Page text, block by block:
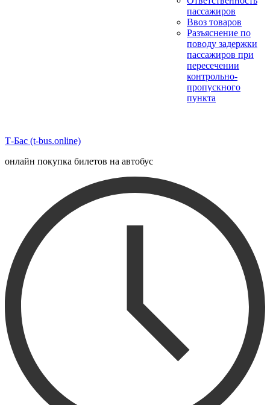
пассажиров
Ввоз товаров
Разъяснение по
поводу задержки
пассажиров при
пересечении
контрольно-
пропускного
пункта
Т-Бас (t-bus.online)
онлайн покупка билетов на автобус